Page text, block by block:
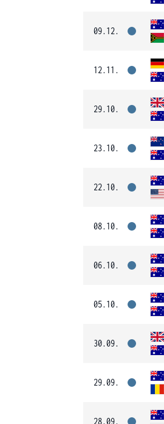
09.12.
12.11.
29.10.
23.10.
22.10.
08.10.
06.10.
05.10.
30.09.
29.09.
28.09.